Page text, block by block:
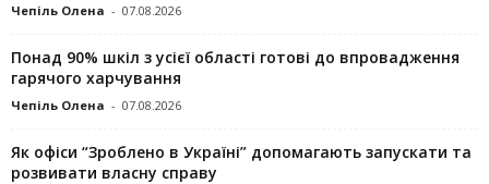
Чепіль Олена - 07.08.2026
Понад 90% шкіл з усієї області готові до впровадження
гарячого харчування
Чепіль Олена - 07.08.2026
Як офіси “Зроблено в Україні” допомагають запускaти та
розвивати власну справу